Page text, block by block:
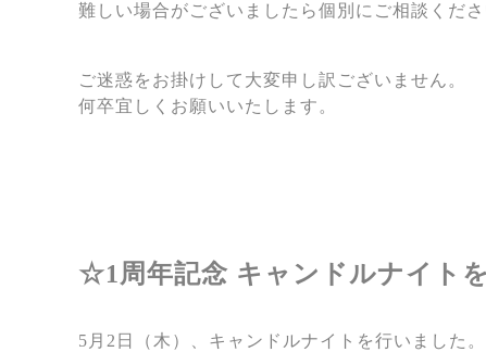
難しい場合がございましたら個別にご相談くださ
ご迷惑をお掛けして大変申し訳ございません。
何卒宜しくお願いいたします。
☆1周年記念 キャンドルナイト
5月2日（木）、キャンドルナイトを行いました。